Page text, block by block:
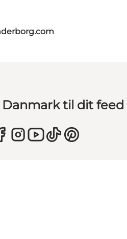
til dit feed